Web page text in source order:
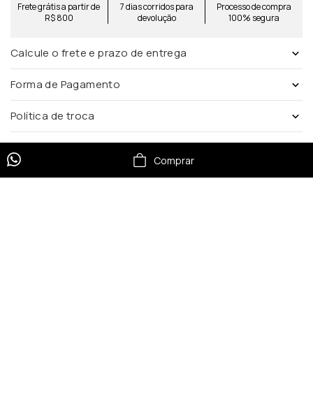
Frete grátis a partir de
R$ 800
7 dias corridos para
devolução
Processo de compra
100% segura
Calcule o frete e prazo de entrega
Forma de Pagamento
Política de troca
Comprar